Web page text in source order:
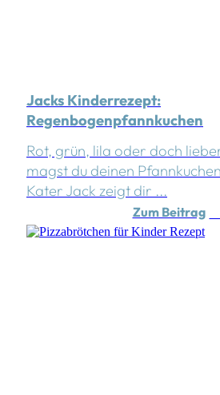
Jacks Kinderrezept:
Regenbogenpfannkuchen
Rot, grün, lila oder doch
magst du deinen
Kater Jack zeigt dir ...
Zum Beitrag